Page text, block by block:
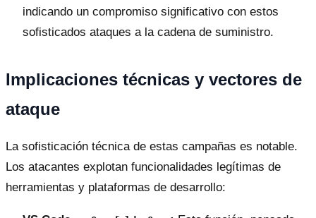
indicando un compromiso significativo con estos
sofisticados ataques a la cadena de suministro.
Implicaciones técnicas y vectores de
ataque
La sofisticación técnica de estas campañas es notable.
Los atacantes explotan funcionalidades legítimas de
herramientas y plataformas de desarrollo: